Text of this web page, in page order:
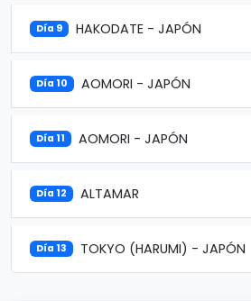
Día 9 HAKODATE - JAPÓN
Día 10 AOMORI - JAPÓN
Día 11 AOMORI - JAPÓN
Día 12 ALTAMAR
Día 13 TOKYO (HARUMI) - JAPÓN